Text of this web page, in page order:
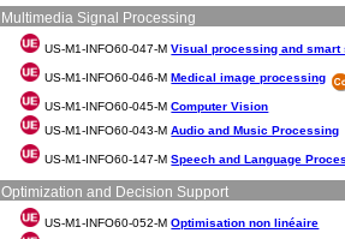
Multimedia Signal Processing
US-M1-INFO60-047-MVisual processing and smart
US-M1-INFO60-046-MMedical image processing
US-M1-INFO60-045-MComputer Vision
US-M1-INFO60-043-MAudio and Music Processing
US-M1-INFO60-147-MSpeech and Language
Optimization and Decision Support
US-M1-INFO60-052-MOptimisation non linéaire